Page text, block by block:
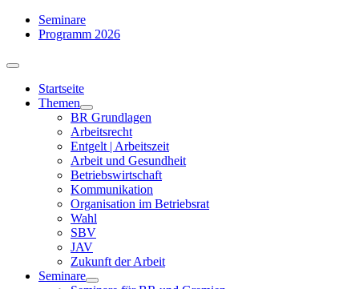
Zum
Inhalt
Seminare
Programm 2026
Toggle
NavigationStartseite
Themen
BR Grundlagen
Arbeits­recht
Entgelt | Arbeitszeit
Arbeit und Gesundheit
Betriebswirtschaft
Kommuni­kation
Organisation im Betriebsrat
Wahl
SBV
JAV
Zukunft der Arbeit
Seminare